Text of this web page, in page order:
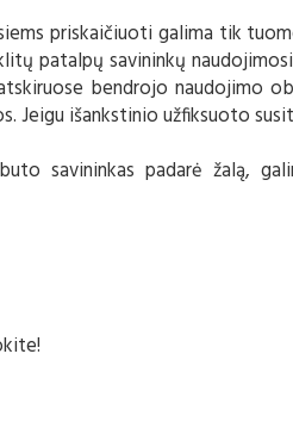
priskaičiuoti galima tik
patalpų savininkų
bendrojo naudojimo
Jeigu išankstinio užfiksuoto
savininkas padarė žalą,